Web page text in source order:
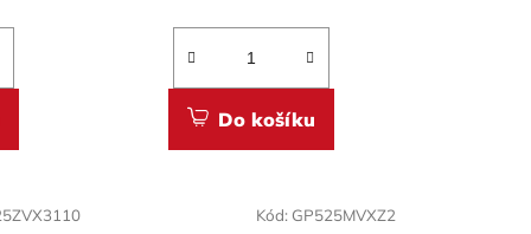
Do košíku
Kód: GP525MVXZ2